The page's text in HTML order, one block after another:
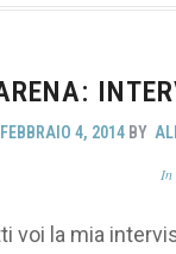
FEBBRAIO 4, 2014 BY
voi la mia